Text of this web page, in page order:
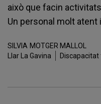
això que facin
Un personal molt atent
SILVIA MOTGER MALLOL
Llar La Gavina